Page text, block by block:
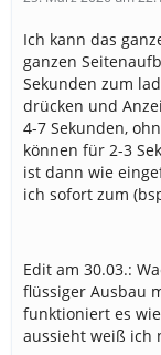
Ich kann das
ganzen
Sekunden zum
drücken und
4-7 Sekunden,
können für 2-3
ist dann wie
ich sofort zum
Edit am 30.03.:
flüssiger Ausbau
funktioniert es
aussieht weiß ich